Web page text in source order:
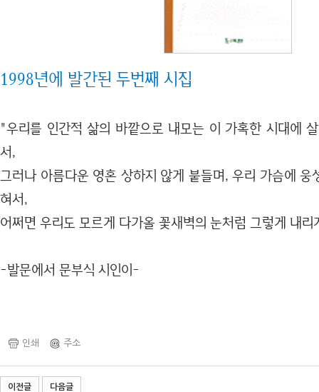
1998년에 발간된 두번째 시집
"우리를 인간적 삶의 바깥으로 내모는 이 가혹한 시대에
서,
그러나 아름다운 영혼 상하지 않게 붙들며, 우리 가슴에 웅
혀서,
어쩌면 우리도 모르게 다가올 꽃새벽의 눈처럼 그렇게 내
-발문에서 문부식 시인이-
인쇄 주소
이전글 다음글